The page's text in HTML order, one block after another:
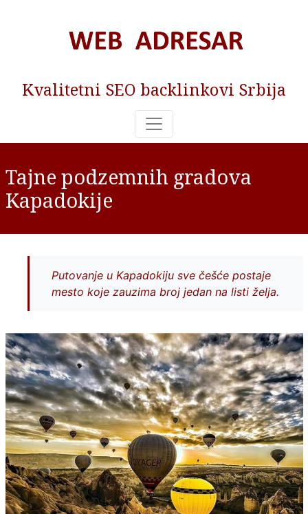
Kvalitetni SEO backlinkovi Srbija
Tajne podzemnih gradova
Kapadokije
Putovanje u Kapadokiju sve češće postaje
mesto koje zauzima broj jedan na listi želja.